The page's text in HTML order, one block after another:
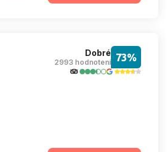
Dobré
2993 hodnotení 73%